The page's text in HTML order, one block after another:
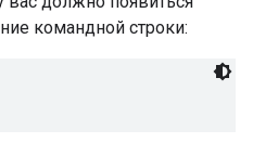
командной строки: